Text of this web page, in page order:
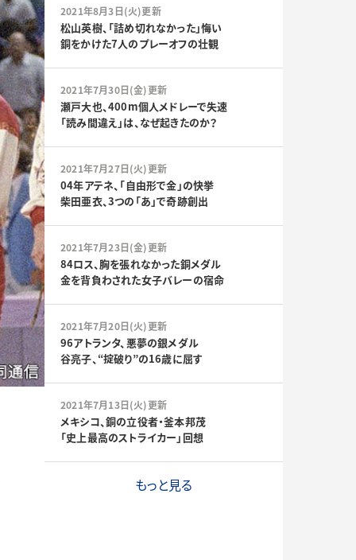
2021年8月3日(火)更新
松山英樹、「詰め切れなかった」悔い
銅をかけた7人のプレーオフの壮観
2021年7月30日(金)更新
瀬戸大也、400m個人メドレーで失速
「読み間違え」は、なぜ起きたのか？
2021年7月27日(火)更新
04年アテネ、「自由形で金」の快挙
柴田亜衣、3つの「あ」で奇跡創出
2021年7月23日(金)更新
84ロス、胸を張れなかった銅メダル
金を背負わされた女子バレーの宿命
2021年7月20日(火)更新
96アトランタ、悪夢の銀メダル
谷亮子、“掟破り”の16歳に屈す
2021年7月13日(火)更新
メキシコ、銅の立役者・釜本邦茂
「史上最高のストライカー」回想
もっと見る